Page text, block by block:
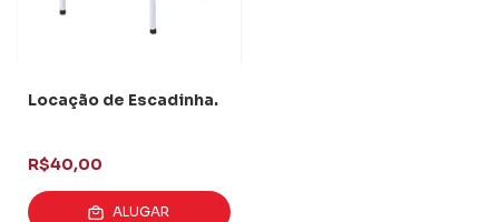
Locação de Escadinha.
R$40,00
ALUGAR